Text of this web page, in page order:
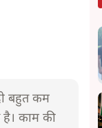
बहुत कम
है। काम की